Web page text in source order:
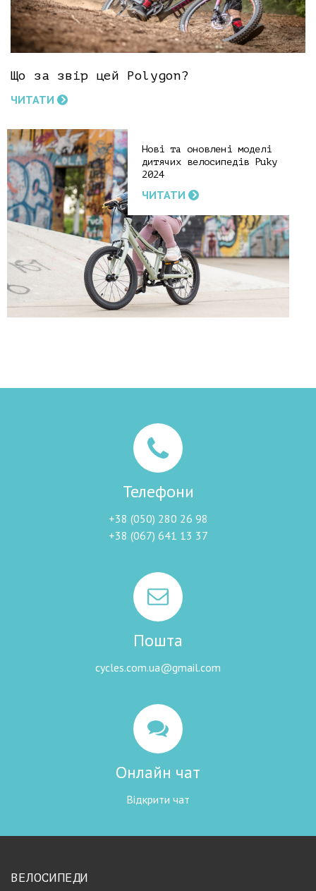
Що за звір цей Polygon?
ЧИТАТИ
Нові та оновлені моделі
дитячих велосипедів Puky
2024
ЧИТАТИ
Телефони
+38 (050) 280 26 98
+38 (067) 641 13 37
Пошта
cycles.com.ua@gmail.com
Онлайн чат
Відкрити чат
ВЕЛОСИПЕДИ